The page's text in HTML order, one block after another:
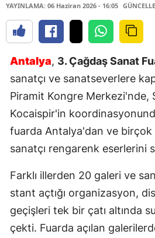
YAYINLAMA: 06 Haziran 2026 - 16:05
Antalya, 3. Çağdaş Sanat
sanatçı ve sanatseverlere
Piramit Kongre Merkezi'nde,
Kocaispir'in
fuarda Antalya'dan ve
sanatçı rengarenk eserlerini
Farklı illerden 20 galeri ve
stant açtığı organizasyon,
geçişleri tek bir çatı altında
çekti. Fuarda açılan